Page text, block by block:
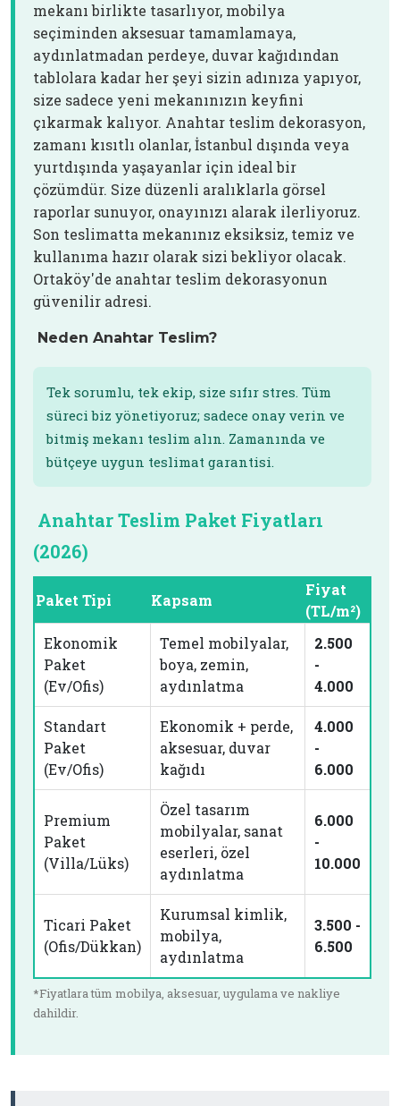
mekanı birlikte tasarlıyor, mobilya
seçiminden aksesuar tamamlamaya,
aydınlatmadan perdeye, duvar kağıdından
tablolara kadar her şeyi sizin adınıza yapıyor,
size sadece yeni mekanınızın keyfini
çıkarmak kalıyor. Anahtar teslim dekorasyon,
zamanı kısıtlı olanlar, İstanbul dışında veya
yurtdışında yaşayanlar için ideal bir
çözümdür. Size düzenli aralıklarla görsel
raporlar sunuyor, onayınızı alarak ilerliyoruz.
Son teslimatta mekanınız eksiksiz, temiz ve
kullanıma hazır olarak sizi bekliyor olacak.
Ortaköy'de anahtar teslim dekorasyonun
güvenilir adresi.
Neden Anahtar Teslim?
Tek sorumlu, tek ekip, size sıfır stres. Tüm
süreci biz yönetiyoruz; sadece onay verin ve
bitmiş mekanı teslim alın. Zamanında ve
bütçeye uygun teslimat garantisi.
Anahtar Teslim Paket Fiyatları
(2026)
Paket Tipi Kapsam
Fiyat
(TL/m²)
Ekonomik
Paket
(Ev/Ofis)
Temel mobilyalar,
boya, zemin,
aydınlatma
2.500
-
4.000
Standart
Paket
(Ev/Ofis)
Ekonomik + perde,
aksesuar, duvar
kağıdı
4.000
-
6.000
Premium
Paket
(Villa/Lüks)
Özel tasarım
mobilyalar, sanat
eserleri, özel
aydınlatma
6.000
-
10.000
Ticari Paket
(Ofis/Dükkan)
Kurumsal kimlik,
mobilya,
aydınlatma
3.500 -
6.500
*Fiyatlara tüm mobilya, aksesuar, uygulama ve nakliye
dahildir.